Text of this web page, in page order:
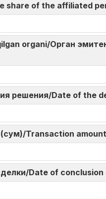
share of the affiliated
organi/Орган
решения/Date of the
Transaction
Date of